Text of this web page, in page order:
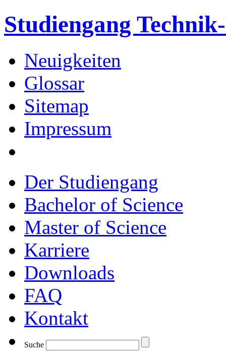
Studiengang
Neuigkeiten
Glossar
Sitemap
Impressum
Der Studiengang
Bachelor of Science
Master of Science
Karriere
Downloads
FAQ
Kontakt
Suche